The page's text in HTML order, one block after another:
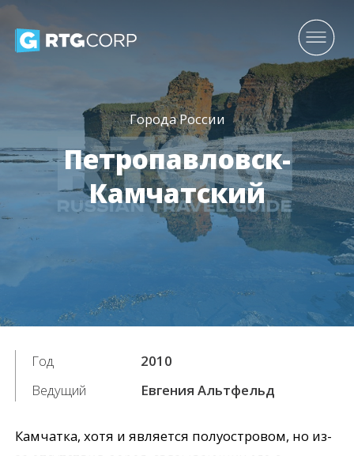
Города России
Петропавловск-
Камчатский
Год
2010
Ведущий
Евгения Альтфельд
Камчатка, хотя и является полуостровом, но из-